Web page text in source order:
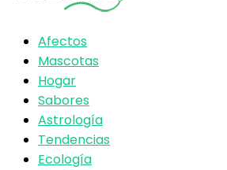
Afectos
Mascotas
Hogar
Sabores
Astrología
Tendencias
Ecología